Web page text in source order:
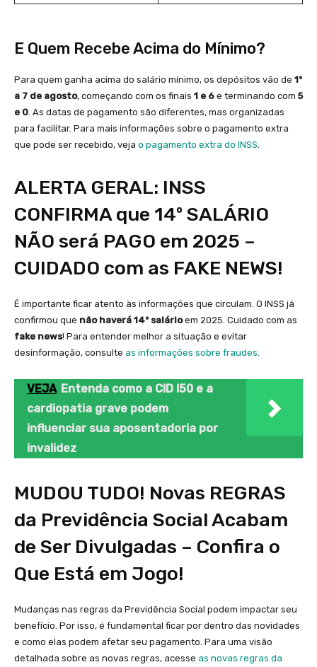
E Quem Recebe Acima do Mínimo?
Para quem ganha acima do salário mínimo, os depósitos vão de 1º
a 7 de agosto, começando com os finais 1 e 6 e terminando com 5
e 0. As datas de pagamento são diferentes, mas organizadas
para facilitar. Para mais informações sobre o pagamento extra
que pode ser recebido, veja o pagamento extra do INSS.
ALERTA GERAL: INSS
CONFIRMA que 14º SALÁRIO
NÃO será PAGO em 2025 –
CUIDADO com as FAKE NEWS!
É importante ficar atento às informações que circulam. O INSS já
confirmou que não haverá 14º salárioem 2025. Cuidado com as
fake news! Para entender melhor a situação e evitar
desinformação, consulte as informações sobre fraudes.
VEJA Entenda como a CID I50 e a
cardiopatia grave podem
influenciar sua aposentadoria por
invalidez
MUDOU TUDO! Novas REGRAS
da Previdência Social Acabam
de Ser Divulgadas – Confira o
Que Está em Jogo!
Mudanças nas regras da Previdência Social podem impactar seu
benefício. Por isso, é fundamental ficar por dentro das novidades
e como elas podem afetar seu pagamento. Para uma visão
detalhada sobre as novas regras, acesse as novas regras da